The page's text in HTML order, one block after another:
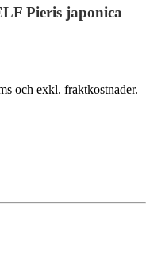
Pieris japonica
och exkl. fraktkostnader.